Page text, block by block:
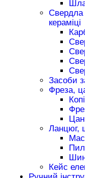
Свердла
кераміці
Засоби
Фреза,
Ланцюг,
Кейс